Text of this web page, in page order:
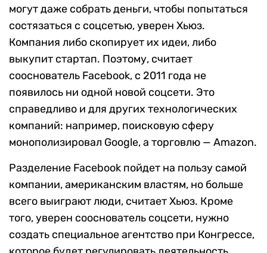
могут даже собрать деньги, чтобы попытаться
состязаться с соцсетью, уверен Хьюз.
Компания либо скопирует их идеи, либо
выкупит стартап. Поэтому, считает
сооснователь Facebook, с 2011 года не
появилось ни одной новой соцсети. Это
справедливо и для других технологических
компаний: например, поисковую сферу
монополизировал Google, а торговлю — Amazon.
Разделение Facebook пойдет на пользу самой
компании, американским властям, но больше
всего выиграют люди, считает Хьюз. Кроме
того, уверен сооснователь соцсети, нужно
создать специальное агентство при Конгрессе,